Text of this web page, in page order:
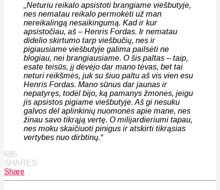
„Neturiu reikalo apsistoti brangiame viešbutyje,
nes nematau reikalo permokėti už man
nereikalingą nesaikingumą. Kad ir kur
apsistočiau, aš – Henris Fordas. Ir nematau
didelio skirtumo tarp viešbučių, nes ir
pigiausiame viešbutyje galima pailsėti ne
blogiau, nei brangiausiame. O šis paltas – taip,
esate teisūs, jį dėvėjo dar mano tėvas, bet tai
neturi reikšmės, juk su šiuo paltu aš vis vien esu
Henris Fordas. Mano sūnus dar jaunas ir
nepatyręs, todėl bijo, ką pamanys žmonės, jeigu
jis apsistos pigiame viešbutyje. Aš gi nesuku
galvos dėl aplinkinių nuomonės apie mane, nes
žinau savo tikrąją vertę. O milijardieriumi tapau,
nes moku skaičiuoti pinigus ir atskirti tikrąsias
vertybes nuo dirbtinų.“
685
SHARES
Share